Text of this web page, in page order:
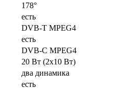
178°
есть
DVB-T MPEG4
есть
DVB-C MPEG4
20 Вт (2х10 Вт)
два динамика
есть